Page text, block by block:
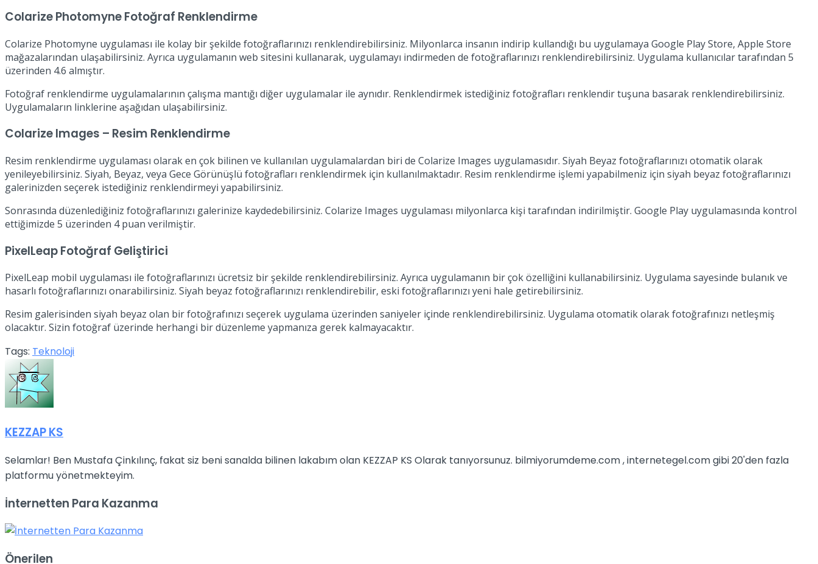
Colarize Photomyne Fotoğraf Renklendirme
Colarize Photomyne uygulaması ile kolay bir şekilde fotoğraflarınızı renklendirebilirsiniz. Milyonlarca insanın indirip kullandığı bu uygulamaya Google Play Store, Apple Store
mağazalarından ulaşabilirsiniz. Ayrıca uygulamanın web sitesini kullanarak, uygulamayı indirmeden de fotoğraflarınızı renklendirebilirsiniz. Uygulama kullanıcılar tarafından 5
üzerinden 4.6 almıştır.
Fotoğraf renklendirme uygulamalarının çalışma mantığı diğer uygulamalar ile aynıdır. Renklendirmek istediğiniz fotoğrafları renklendir tuşuna basarak renklendirebilirsiniz.
Uygulamaların linklerine aşağıdan ulaşabilirsiniz.
Colarize Images – Resim Renklendirme
Resim renklendirme uygulaması olarak en çok bilinen ve kullanılan uygulamalardan biri de Colarize Images uygulamasıdır. Siyah Beyaz fotoğraflarınızı otomatik olarak
yenileyebilirsiniz. Siyah, Beyaz, veya Gece Görünüşlü fotoğrafları renklendirmek için kullanılmaktadır. Resim renklendirme işlemi yapabilmeniz için siyah beyaz fotoğraflarınızı
galerinizden seçerek istediğiniz renklendirmeyi yapabilirsiniz.
Sonrasında düzenlediğiniz fotoğraflarınızı galerinize kaydedebilirsiniz. Colarize Images uygulaması milyonlarca kişi tarafından indirilmiştir. Google Play uygulamasında kontrol
ettiğimizde 5 üzerinden 4 puan verilmiştir.
PixelLeap Fotoğraf Geliştirici
PixelLeap mobil uygulaması ile fotoğraflarınızı ücretsiz bir şekilde renklendirebilirsiniz. Ayrıca uygulamanın bir çok özelliğini kullanabilirsiniz. Uygulama sayesinde bulanık ve
hasarlı fotoğraflarınızı onarabilirsiniz. Siyah beyaz fotoğraflarınızı renklendirebilir, eski fotoğraflarınızı yeni hale getirebilirsiniz.
Resim galerisinden siyah beyaz olan bir fotoğrafınızı seçerek uygulama üzerinden saniyeler içinde renklendirebilirsiniz. Uygulama otomatik olarak fotoğrafınızı netleşmiş
olacaktır. Sizin fotoğraf üzerinde herhangi bir düzenleme yapmanıza gerek kalmayacaktır.
Tags: Teknoloji
KEZZAP KS
Selamlar! Ben Mustafa Çinkılınç, fakat siz beni sanalda bilinen lakabım olan KEZZAP KS Olarak tanıyorsunuz. bilmiyorumdeme.com , internetegel.com gibi 20'den fazla
platformu yönetmekteyim.
İnternetten Para Kazanma
Önerilen